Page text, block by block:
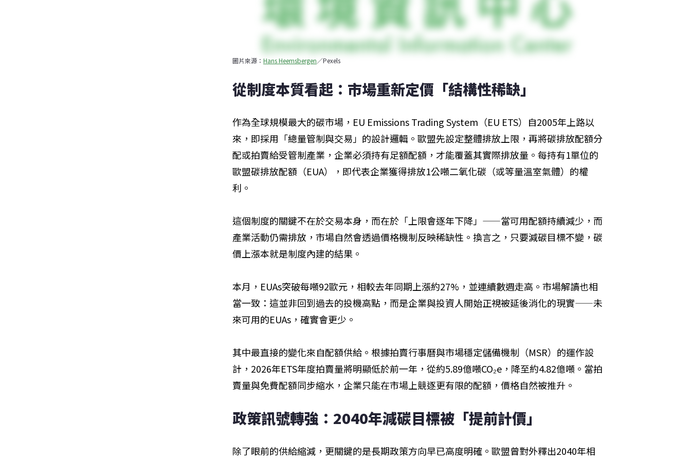
圖片來源： Hans Heemsbergen／Pexels
從制度本質看起：市場重新定價「結構性稀缺」
作為全球規模最大的碳市場，EU Emissions Trading System（EU ETS）自2005年上路以
來，即採用「總量管制與交易」的設計邏輯。歐盟先設定整體排放上限，再將碳排放配額分
配或拍賣給受管制產業，企業必須持有足額配額，才能覆蓋其實際排放量。每持有1單位的
歐盟碳排放配額（EUA），即代表企業獲得排放1公噸二氧化碳（或等量溫室氣體）的權
利。
這個制度的關鍵不在於交易本身，而在於「上限會逐年下降」——當可用配額持續減少，而
產業活動仍需排放，市場自然會透過價格機制反映稀缺性。換言之，只要減碳目標不變，碳
價上漲本就是制度內建的結果。
本月，EUAs突破每噸92歐元，相較去年同期上漲約27%，並連續數週走高。市場解讀也相
當一致：這並非回到過去的投機高點，而是企業與投資人開始正視被延後消化的現實——未
來可用的EUAs，確實會更少。
其中最直接的變化來自配額供給。根據拍賣行事曆與市場穩定儲備機制（MSR）的運作設
計，2026年ETS年度拍賣量將明顯低於前一年，從約5.89億噸CO₂e，降至約4.82億噸。當拍
賣量與免費配額同步縮水，企業只能在市場上競逐更有限的配額，價格自然被推升。
政策訊號轉強：2040年減碳目標被「提前計價」
除了眼前的供給縮減，更關鍵的是長期政策方向早已高度明確。歐盟曾對外釋出2040年相